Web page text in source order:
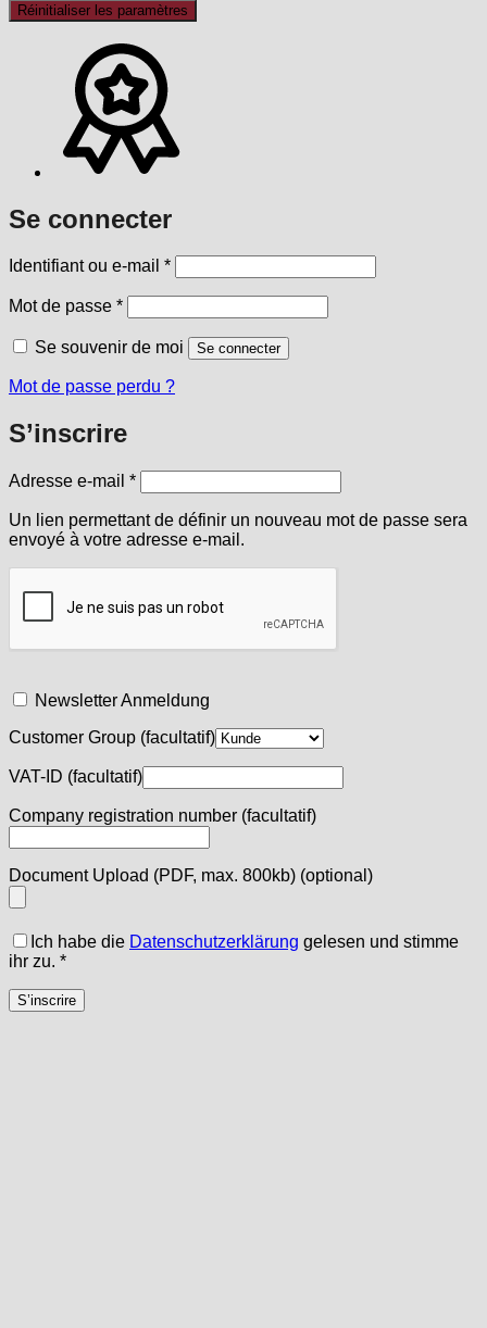
Réinitialiser les paramètres
Se connecter
Identifiant ou e-mail *Obligatoire
Mot de passe *Obligatoire
Se souvenir de moi Se connecter
Mot de passe perdu ?
S’inscrire
Adresse e-mail *Obligatoire
Un lien permettant de définir un nouveau mot de passe sera
envoyé à votre adresse e-mail.
Newsletter Anmeldung
Customer Group (facultatif)
VAT-ID (facultatif)
Company registration number (facultatif)
Document Upload (PDF, max. 800kb) (optional)
Ich habe die Datenschutzerklärung gelesen und stimme
ihr zu. *
S’inscrire